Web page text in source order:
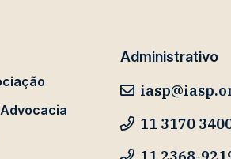
Administrativo
11 3170